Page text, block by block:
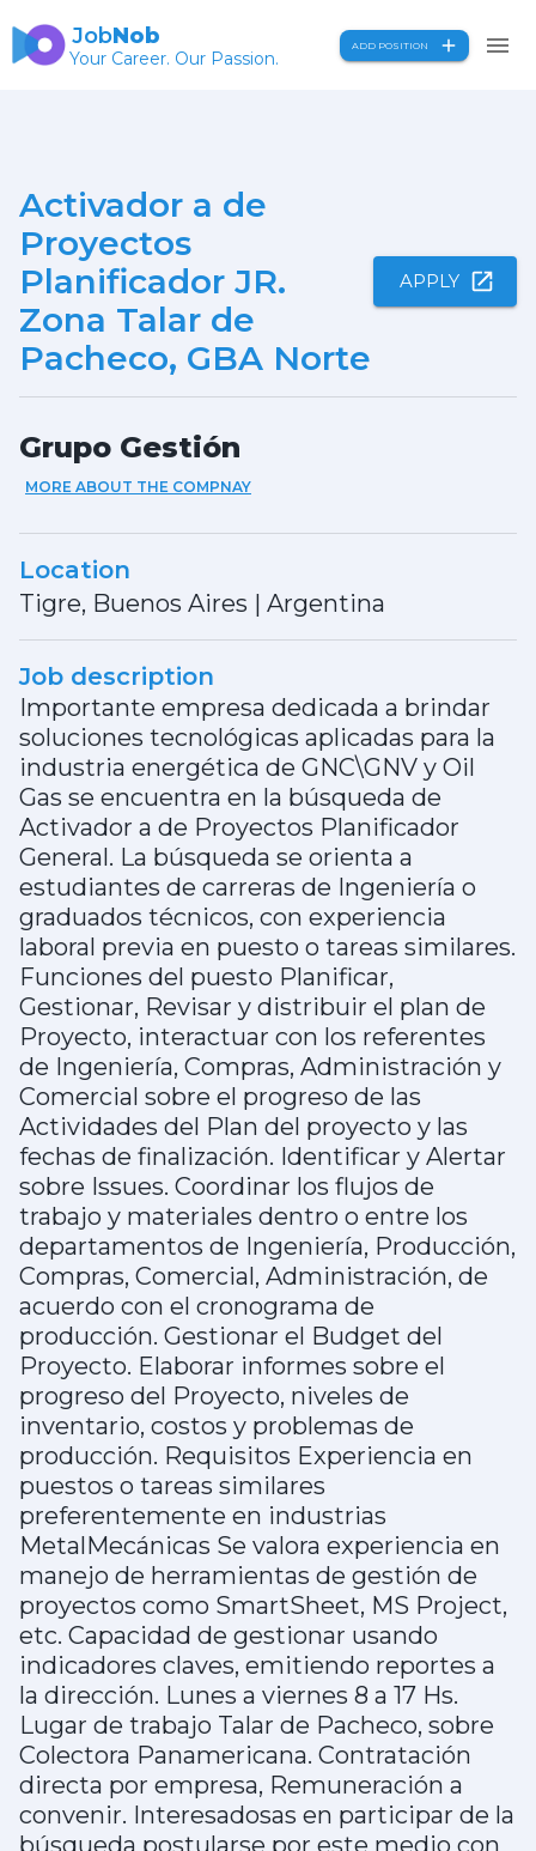
JobNob
Your Career. Our Passion.
ADD POSITION
Activador a de
Proyectos
Planificador JR.
Zona Talar de
Pacheco, GBA Norte
APPLY
Grupo Gestión
MORE ABOUT THE COMPNAY
Location
Tigre, Buenos Aires | Argentina
Job description
Importante empresa dedicada a brindar
soluciones tecnológicas aplicadas para la
industria energética de GNC\GNV y Oil
Gas se encuentra en la búsqueda de
Activador a de Proyectos Planificador
General. La búsqueda se orienta a
estudiantes de carreras de Ingeniería o
graduados técnicos, con experiencia
laboral previa en puesto o tareas similares.
Funciones del puesto Planificar,
Gestionar, Revisar y distribuir el plan de
Proyecto, interactuar con los referentes
de Ingeniería, Compras, Administración y
Comercial sobre el progreso de las
Actividades del Plan del proyecto y las
fechas de finalización. Identificar y Alertar
sobre Issues. Coordinar los flujos de
trabajo y materiales dentro o entre los
departamentos de Ingeniería, Producción,
Compras, Comercial, Administración, de
acuerdo con el cronograma de
producción. Gestionar el Budget del
Proyecto. Elaborar informes sobre el
progreso del Proyecto, niveles de
inventario, costos y problemas de
producción. Requisitos Experiencia en
puestos o tareas similares
preferentemente en industrias
MetalMecánicas Se valora experiencia en
manejo de herramientas de gestión de
proyectos como SmartSheet, MS Project,
etc. Capacidad de gestionar usando
indicadores claves, emitiendo reportes a
la dirección. Lunes a viernes 8 a 17 Hs.
Lugar de trabajo Talar de Pacheco, sobre
Colectora Panamericana. Contratación
directa por empresa, Remuneración a
convenir. Interesadosas en participar de la
búsqueda postularse por este medio con